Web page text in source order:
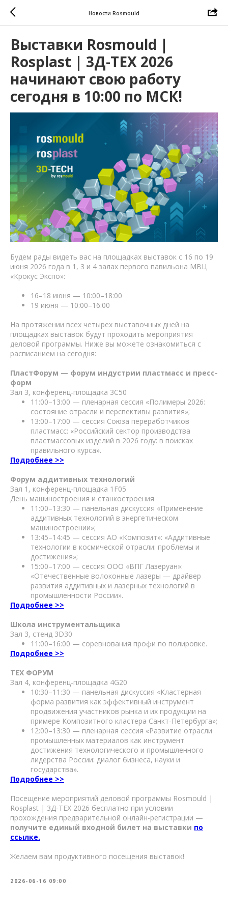
Новости Rosmould
Выставки Rosmould |
Rosplast | 3Д-ТЕХ 2026
начинают свою работу
сегодня в 10:00 по МСК!
Будем рады видеть вас на площадках выставок с 16 по 19
июня 2026 года в 1, 3 и 4 залах первого павильона МВЦ
«Крокус Экспо»:
16–18 июня — 10:00–18:00
19 июня — 10:00–16:00
На протяжении всех четырех выставочных дней на
площадках выставок будут проходить мероприятия
деловой программы. Ниже вы можете ознакомиться с
расписанием на сегодня:
ПластФорум — форум индустрии пластмасс и пресс-
форм
Зал 3, конференц-площадка 3С50
11:00–13:00 — пленарная сессия «Полимеры 2026:
состояние отрасли и перспективы развития»;
13:00–17:00 — cессия Союза переработчиков
пластмасс: «Российский сектор производства
пластмассовых изделий в 2026 году: в поисках
правильного курса».
Подробнее >>
Форум аддитивных технологий
Зал 1, конференц-площадка 1F05
День машиностроения и станкостроения
11:00–13:30 — панельная дискуссия «Применение
аддитивных технологий в энергетическом
машиностроении»;
13:45–14:45 — сессия АО «Композит»: «Аддитивные
технологии в космической отрасли: проблемы и
достижения»;
15:00–17:00 — сессия ООО «ВПГ Лазеруан»:
«Отечественные волоконные лазеры — драйвер
развития аддитивных и лазерных технологий в
промышленности России».
Подробнее >>
Школа инструментальщика
Зал 3, стенд 3D30
11:00–16:00 — соревнования профи по полировке.
Подробнее >>
ТЕХ ФОРУМ
Зал 4, конференц-площадка 4G20
10:30–11:30 — панельная дискуссия «Кластерная
форма развития как эффективный инструмент
продвижения участников рынка и их продукции на
примере Композитного кластера Санкт-Петербурга»;
12:00–13:30 — пленарная сессия «Развитие отрасли
промышленных материалов как инструмент
достижения технологического и промышленного
лидерства России: диалог бизнеса, науки и
государства».
Подробнее >>
Посещение мероприятий деловой программы Rosmould |
Rosplast | 3Д-ТЕХ 2026 бесплатно при условии
прохождения предварительной онлайн-регистрации —
получите единый входной билет на выставки по
ссылке.
Желаем вам продуктивного посещения выставок!
2026-06-16 09:00